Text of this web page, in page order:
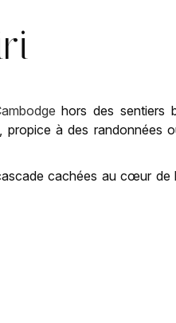
hors des sentiers
à des randonnées
cachées au cœur de